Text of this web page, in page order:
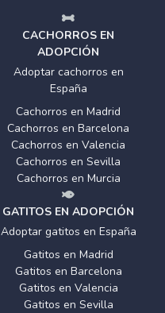
CACHORROS EN
ADOPCIÓN
Adoptar cachorros en
España
Cachorros en Madrid
Cachorros en Barcelona
Cachorros en Valencia
Cachorros en Sevilla
Cachorros en Murcia
GATITOS EN ADOPCIÓN
Adoptar gatitos en España
Gatitos en Madrid
Gatitos en Barcelona
Gatitos en Valencia
Gatitos en Sevilla